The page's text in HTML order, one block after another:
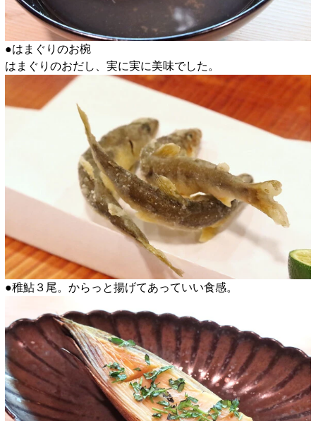
●はまぐりのお椀
はまぐりのおだし、実に実に美味でした。
●稚鮎３尾。からっと揚げてあっていい食感。